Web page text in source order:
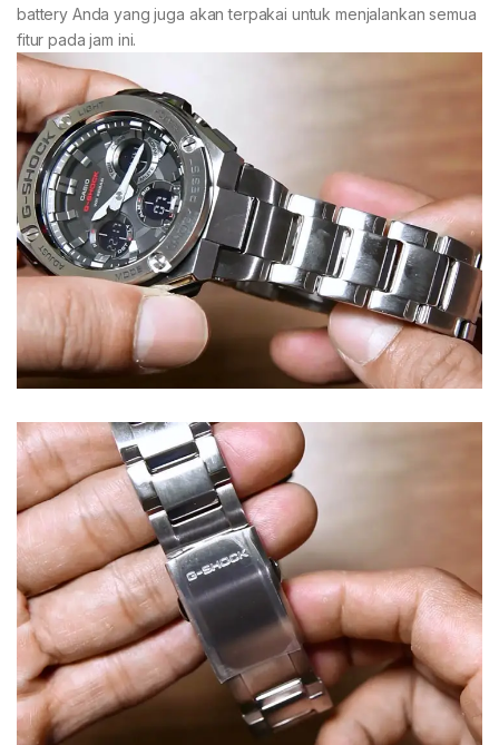
battery Anda yang juga akan terpakai untuk menjalankan semua
fitur pada jam ini.